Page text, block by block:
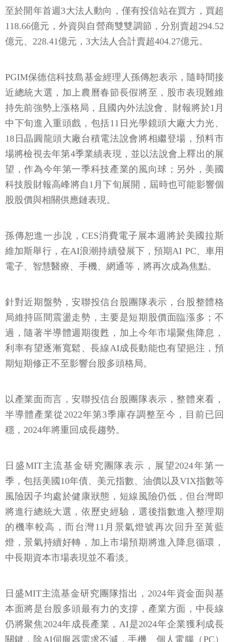
至於開年首週3大法人動向，僅有投信站在買方，買超
118.66億元，外資與自營商雙雙調節，分別賣超294.52
億元、228.41億元，3大法人合計賣超404.27億元。
PGIM保德信科技島基金經理人孫傳恕表示，隨時間接
近總統大選，加上農曆春節長假將至，股市表現難維
持先前強勢上漲格局，且國內外法說會、財報將於1月
中下旬進入重頭戲，包括11日光學鏡頭大廠大力光、
18日晶圓龍頭大廠台積電法說會將相繼登場，預料市
場將檢視去年第4季業績表現，並以法說會上釋出的展
望，作為今年第一季科技產業的風向球；另外，美國
科技股財報高峰將自1月下旬展開，屆時也可能影響個
股股價與相關供應鏈表現。
孫傳恕進一步說，CES消費電子展本週將於美國拉斯
維加斯舉行，在AI浪潮持續發展下，預期AI PC、車用
電子、智慧醫療、手機、網通等，將再次成為焦點。
針對近期盤勢，安聯投信台股團隊表示，台股整體格
局維持區間震盪走勢，主要是短期股價面臨漲多；不
過，隨著半導體週期復甦，加上今年市場聚焦降息，
利率有望逐漸寬鬆、長線AI成長動能也有望挹注，預
期短期修正不至影響台股多頭格局。
以產業面而言，安聯投信台股團隊表示，整體來看，
半導體產業從2022年第3季庫存調整至今，目前已回
穩，2024年將重回成長趨勢。
日盛MIT主流基金研究團隊表示，展望2024年第一
季，包括美國10年債、美元指數、油價以及VIX指數等
風險因子均處於健康狀態，短線風險仍低，但台灣即
將進行總統大選，依歷史經驗，選後指數進入整理期
的機率較高，而台灣11月景氣燈號再次回升至黃藍
燈，景氣持續好轉，加上市場預期將進入降息循環，
中長期資本市場表現並不看淡。
日盛MIT主流基金研究團隊指出，2024年資金面與基
本面將是台股多頭最有力的支撐，產業方面，中長線
仍將聚焦2024年成長產業，AI是2024年企業獲利成長
關鍵，除AI伺服器需求不減，手機、個人電腦（PC）